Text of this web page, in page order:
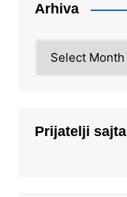
Arhiva
Prijatelji sajta